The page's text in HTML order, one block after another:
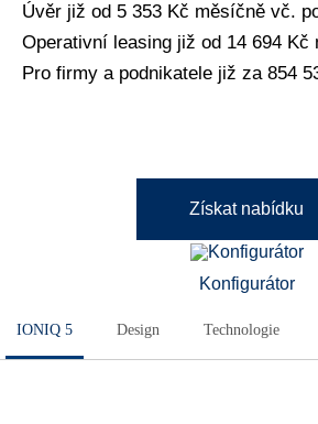
Úvěr již od 5 353 Kč měsíčně vč.
Operativní leasing již od 14 694 Kč
Pro firmy a podnikatele již za 854
IONIQ 5 Design Technologie
Konfigurátor
Získat nabídku